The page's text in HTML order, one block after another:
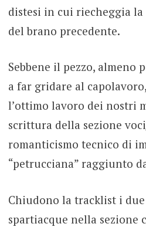
distesi in cui riecheggia
del brano precedente.
Sebbene il pezzo, almeno
a far gridare al
l’ottimo lavoro dei nostri
scrittura della sezione
romanticismo tecnico di
“petrucciana” raggiunto
Chiudono la tracklist i due
spartiacque nella sezione